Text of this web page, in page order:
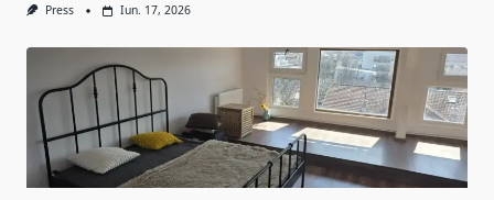
Press Iun. 17, 2026